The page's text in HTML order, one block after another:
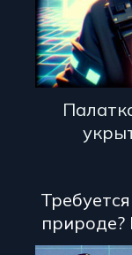
природе?